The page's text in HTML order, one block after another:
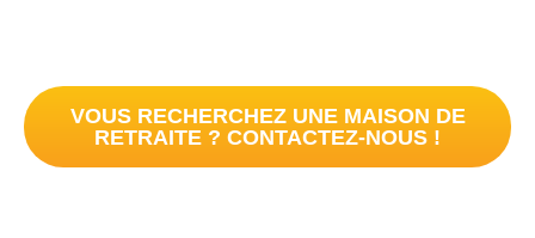
VOUS RECHERCHEZ UNE MAISON DE
RETRAITE ? CONTACTEZ-NOUS !